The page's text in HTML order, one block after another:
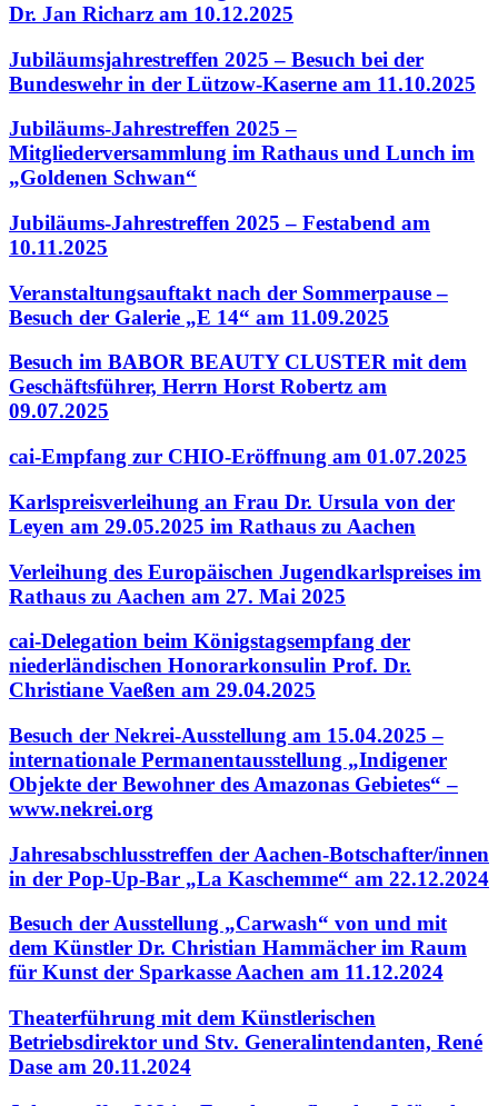
Dr. Jan Richarz am 10.12.2025
Jubiläumsjahrestreffen 2025 – Besuch bei der
Bundeswehr in der Lützow-Kaserne am 11.10.2025
Jubiläums-Jahrestreffen 2025 –
Mitgliederversammlung im Rathaus und Lunch im
„Goldenen Schwan“
Jubiläums-Jahrestreffen 2025 – Festabend am
10.11.2025
Veranstaltungsauftakt nach der Sommerpause –
Besuch der Galerie „E 14“ am 11.09.2025
Besuch im BABOR BEAUTY CLUSTER mit dem
Geschäftsführer, Herrn Horst Robertz am
09.07.2025
cai-Empfang zur CHIO-Eröffnung am 01.07.2025
Karlspreisverleihung an Frau Dr. Ursula von der
Leyen am 29.05.2025 im Rathaus zu Aachen
Verleihung des Europäischen Jugendkarlspreises im
Rathaus zu Aachen am 27. Mai 2025
cai-Delegation beim Königstagsempfang der
niederländischen Honorarkonsulin Prof. Dr.
Christiane Vaeßen am 29.04.2025
Besuch der Nekrei-Ausstellung am 15.04.2025 –
internationale Permanentausstellung „Indigener
Objekte der Bewohner des Amazonas Gebietes“ –
www.nekrei.org
Jahresabschlusstreffen der Aachen-Botschafter/innen
in der Pop-Up-Bar „La Kaschemme“ am 22.12.2024
Besuch der Ausstellung „Carwash“ von und mit
dem Künstler Dr. Christian Hammächer im Raum
für Kunst der Sparkasse Aachen am 11.12.2024
Theaterführung mit dem Künstlerischen
Betriebsdirektor und Stv. Generalintendanten, René
Dase am 20.11.2024